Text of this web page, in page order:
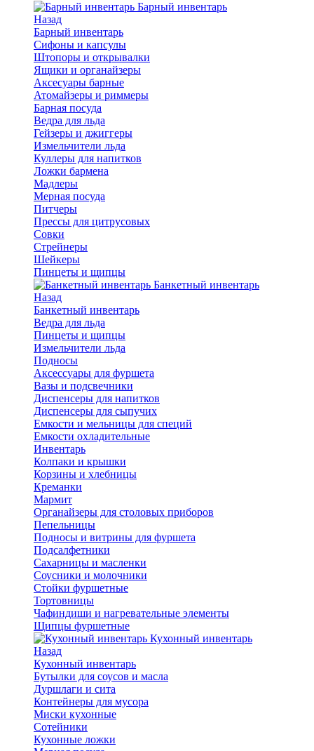
Барный инвентарь
Назад
Барный инвентарь
Сифоны и капсулы
Штопоры и открывалки
Ящики и органайзеры
Аксесуары барные
Атомайзеры и риммеры
Барная посуда
Ведра для льда
Гейзеры и джиггеры
Измельчители льда
Куллеры для напитков
Ложки бармена
Мадлеры
Мерная посуда
Питчеры
Прессы для цитрусовых
Совки
Стрейнеры
Шейкеры
Пинцеты и щипцы
Банкетный инвентарь
Назад
Банкетный инвентарь
Ведра для льда
Пинцеты и щипцы
Измельчители льда
Подносы
Аксессуары для фуршета
Вазы и подсвечники
Диспенсеры для напитков
Диспенсеры для сыпучих
Емкости и мельницы для специй
Емкости охладительные
Инвентарь
Колпаки и крышки
Корзины и хлебницы
Креманки
Мармит
Органайзеры для столовых приборов
Пепельницы
Подносы и витрины для фуршета
Подсалфетники
Сахарницы и масленки
Соусники и молочники
Стойки фуршетные
Тортовницы
Чафиндиши и нагревательные элементы
Щипцы фуршетные
Кухонный инвентарь
Назад
Кухонный инвентарь
Бутылки для соусов и масла
Дуршлаги и сита
Контейнеры для мусора
Миски кухонные
Сотейники
Кухонные ложки